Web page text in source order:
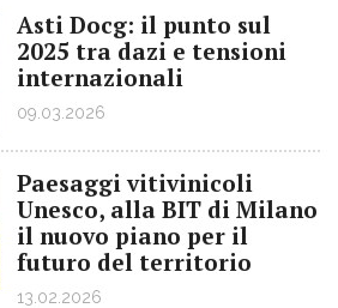
Asti Docg: il punto sul
2025 tra dazi e tensioni
internazionali
09.03.2026
Paesaggi vitivinicoli
Unesco, alla BIT di Milano
il nuovo piano per il
futuro del territorio
13.02.2026